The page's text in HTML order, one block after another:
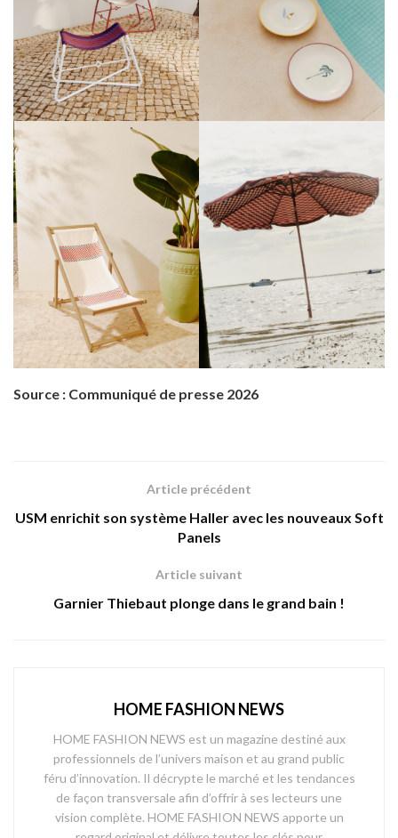
Source : Communiqué de presse 2026
Article précédent
USM enrichit son système Haller avec les nouveaux Soft
Panels
Article suivant
Garnier Thiebaut plonge dans le grand bain !
HOME FASHION NEWS
HOME FASHION NEWS est un magazine destiné aux
professionnels de l’univers maison et au grand public
féru d’innovation. Il décrypte le marché et les tendances
de façon transversale afin d’offrir à ses lecteurs une
vision complète. HOME FASHION NEWS apporte un